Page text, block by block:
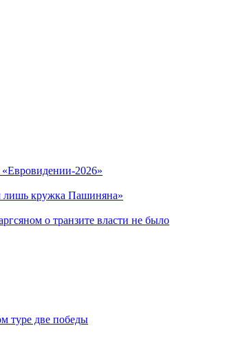
«Евровидении-2026»
лишь кружка Пашиняна»
о транзите власти не было
туре две победы